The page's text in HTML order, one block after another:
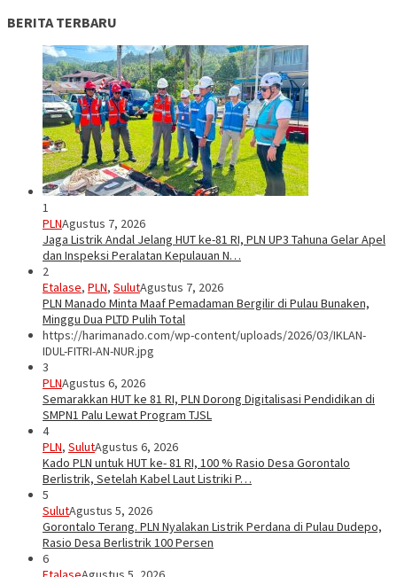
BERITA TERBARU
1
PLNAgustus 7, 2026
Jaga Listrik Andal Jelang HUT ke-81 RI, PLN UP3 Tahuna Gelar Apel
dan Inspeksi Peralatan Kepulauan N…
2
Etalase, PLN, SulutAgustus 7, 2026
PLN Manado Minta Maaf Pemadaman Bergilir di Pulau Bunaken,
Minggu Dua PLTD Pulih Total
https://harimanado.com/wp-content/uploads/2026/03/IKLAN-
IDUL-FITRI-AN-NUR.jpg
3
PLNAgustus 6, 2026
Semarakkan HUT ke 81 RI, PLN Dorong Digitalisasi Pendidikan di
SMPN1 Palu Lewat Program TJSL
4
PLN, SulutAgustus 6, 2026
Kado PLN untuk HUT ke- 81 RI, 100 % Rasio Desa Gorontalo
Berlistrik, Setelah Kabel Laut Listriki P…
5
SulutAgustus 5, 2026
Gorontalo Terang. PLN Nyalakan Listrik Perdana di Pulau Dudepo,
Rasio Desa Berlistrik 100 Persen
6